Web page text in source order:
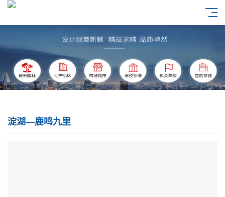
淀湖—鹿鸣九里